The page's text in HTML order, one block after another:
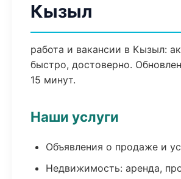
Кызыл
работа и вакансии в Кызыл:
быстро, достоверно.
15 минут.
Наши услуги
Объявления о продаже и
Недвижимость: аренда,